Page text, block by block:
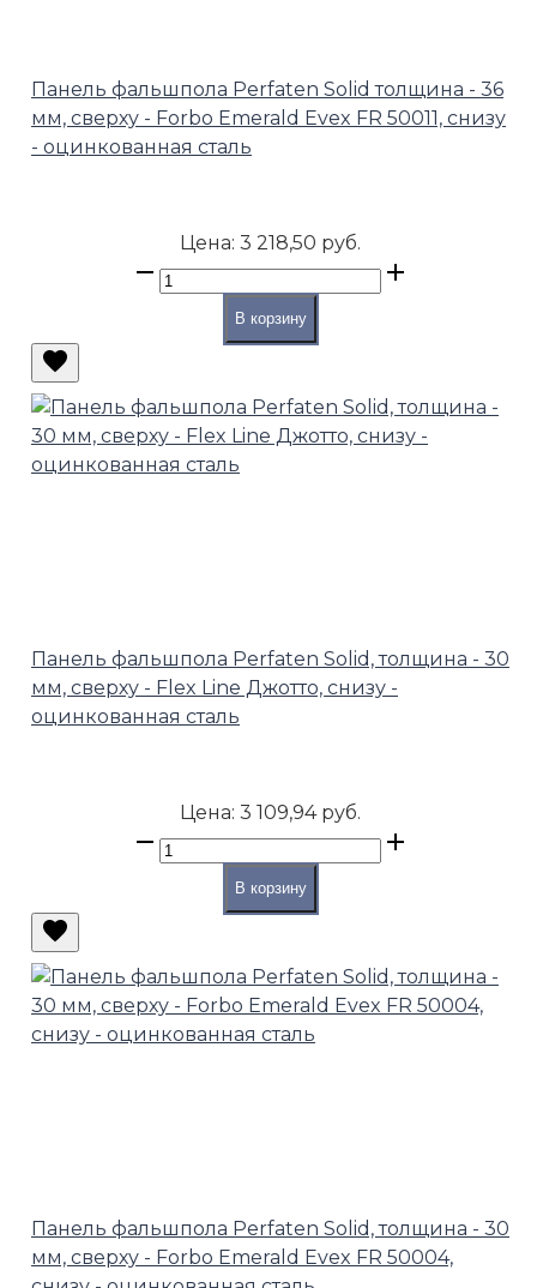
Панель фальшпола Perfaten Solid толщина - 36
мм, сверху - Forbo Emerald Evex FR 50011, снизу
- оцинкованная сталь
Цена: 3 218,50 руб.
В корзину
Панель фальшпола Perfaten Solid, толщина - 30
мм, сверху - Flex Line Джотто, снизу -
оцинкованная сталь
Цена: 3 109,94 руб.
В корзину
Панель фальшпола Perfaten Solid, толщина - 30
мм, сверху - Forbo Emerald Evex FR 50004,